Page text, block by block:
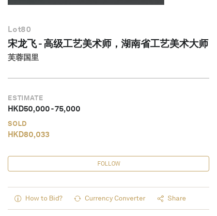
Lot80
宋龙飞 - 高级工艺美术师，湖南省工艺美术大师
芙蓉国里
ESTIMATE
HKD50,000-75,000
SOLD
HKD80,033
FOLLOW
How to Bid? Currency Converter Share